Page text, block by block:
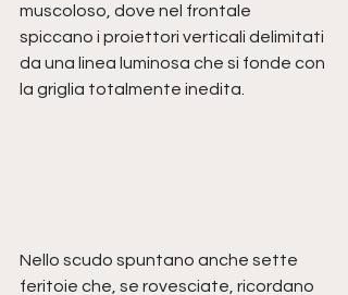
muscoloso, dove nel frontale
spiccano i proiettori verticali delimitati
da una linea luminosa che si fonde con
la griglia totalmente inedita.
Nello scudo spuntano anche sette
feritoie che, se rovesciate, ricordano